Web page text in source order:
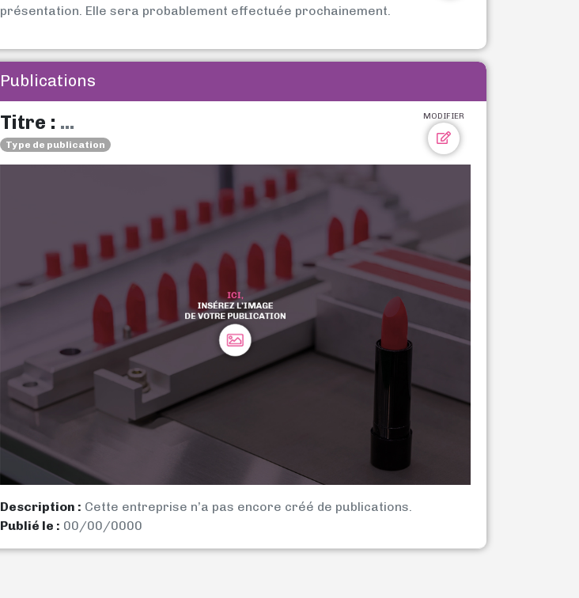
présentation. Elle sera probablement effectuée prochainement.
Publications
MODIFIER
Titre : ...
Type de publication
Description : Cette entreprise n’a pas encore créé de publications.
Publié le : 00/00/0000